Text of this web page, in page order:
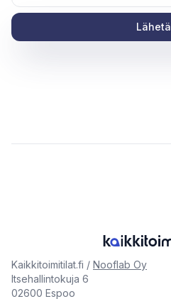
Lähetä
Kaikkitoimitilat.fi / Nooflab Oy
Itsehallintokuja 6
02600 Espoo